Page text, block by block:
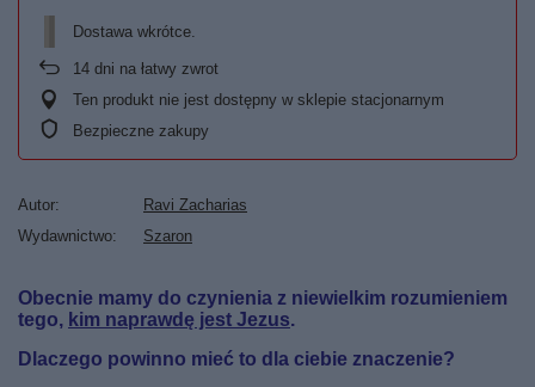
Dostawa wkrótce
14 dni na łatwy zwrot
Ten produkt nie jest dostępny w sklepie stacjonarnym
Bezpieczne zakupy
Autor
Ravi Zacharias
Wydawnictwo
Szaron
Obecnie mamy do czynienia z niewielkim rozumieniem
tego, kim naprawdę jest Jezus.
Dlaczego powinno mieć to dla ciebie znaczenie?